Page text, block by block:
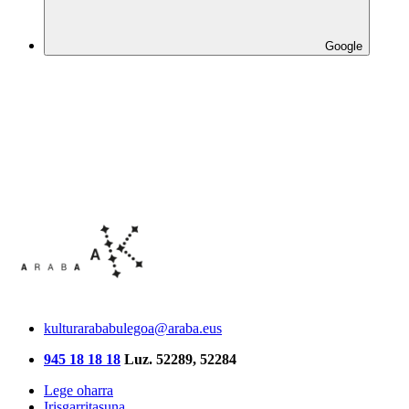
Google
kulturarababulegoa@araba.eus
945 18 18 18 Luz. 52289, 52284
Lege oharra